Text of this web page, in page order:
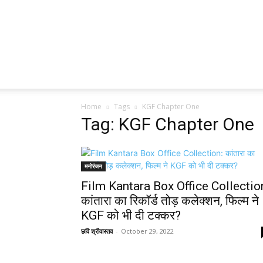
Home Tags KGF Chapter One
Tag: KGF Chapter One
मनोरंजन
Film Kantara Box Office
कांतारा का रिकॉर्ड तोड़ कलेक्शन, फिल्म ने
KGF को भी दी टक्कर?
छवि श्रीवास्तव - October 29, 2022